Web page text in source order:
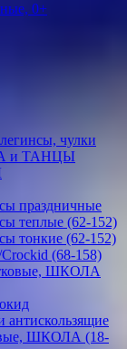
0+
чулки
и ТАНЦЫ
праздничные
теплые (62-152)
тонкие (62-152)
(68-158)
ШКОЛА
ШКОЛА (18-